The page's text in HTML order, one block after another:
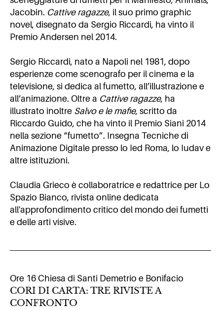
Jacobin. Cattive ragazze, il suo primo graphic
novel, disegnato da Sergio Riccardi, ha vinto il
Premio Andersen nel 2014.
Sergio Riccardi, nato a Napoli nel 1981, dopo
esperienze come scenografo per il cinema e la
televisione, si dedica al fumetto, all’illustrazione e
all’animazione. Oltre a Cattive ragazze, ha
illustrato inoltre Salvo e le mafie, scritto da
Riccardo Guido, che ha vinto il Premio Siani 2014
nella sezione “fumetto”. Insegna Tecniche di
Animazione Digitale presso lo Ied Roma, lo Iudav e
altre istituzioni.
Claudia Grieco è collaboratrice e redattrice per Lo
Spazio Bianco, rivista online dedicata
all'approfondimento critico del mondo dei fumetti
e delle arti visive.
Ore 16 Chiesa di Santi Demetrio e Bonifacio
CORI DI CARTA: TRE RIVISTE A
CONFRONTO